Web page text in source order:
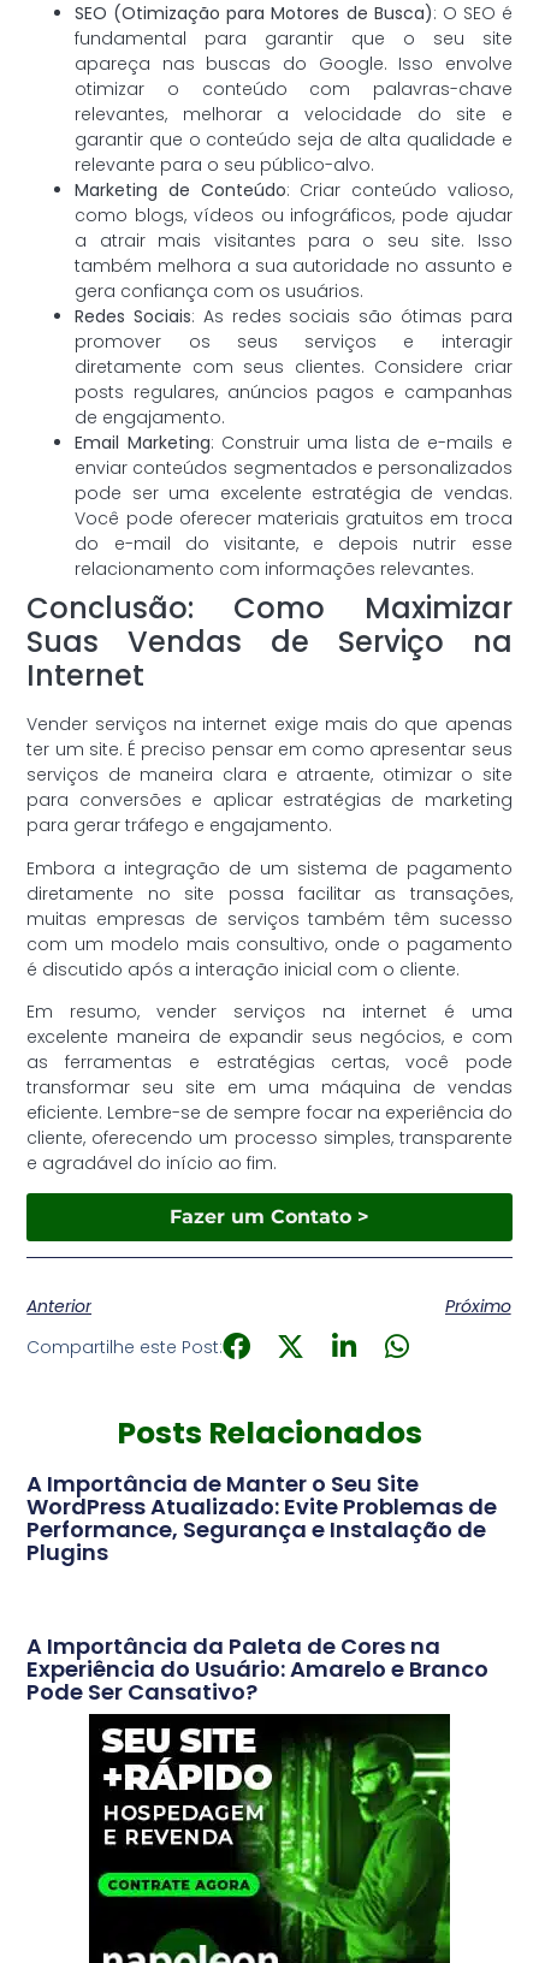
SEO (Otimização para Motores de Busca): O SEO é
fundamental para garantir que o seu site
apareça nas buscas do Google. Isso envolve
otimizar o conteúdo com palavras-chave
relevantes, melhorar a velocidade do site e
garantir que o conteúdo seja de alta qualidade e
relevante para o seu público-alvo.
Marketing de Conteúdo: Criar conteúdo valioso,
como blogs, vídeos ou infográficos, pode ajudar
a atrair mais visitantes para o seu site. Isso
também melhora a sua autoridade no assunto e
gera confiança com os usuários.
Redes Sociais: As redes sociais são ótimas para
promover os seus serviços e interagir
diretamente com seus clientes. Considere criar
posts regulares, anúncios pagos e campanhas
de engajamento.
Email Marketing: Construir uma lista de e-mails e
enviar conteúdos segmentados e personalizados
pode ser uma excelente estratégia de vendas.
Você pode oferecer materiais gratuitos em troca
do e-mail do visitante, e depois nutrir esse
relacionamento com informações relevantes.
Conclusão: Como Maximizar
Suas Vendas de Serviço na
Internet
Vender serviços na internet exige mais do que apenas
ter um site. É preciso pensar em como apresentar seus
serviços de maneira clara e atraente, otimizar o site
para conversões e aplicar estratégias de marketing
para gerar tráfego e engajamento.
Embora a integração de um sistema de pagamento
diretamente no site possa facilitar as transações,
muitas empresas de serviços também têm sucesso
com um modelo mais consultivo, onde o pagamento
é discutido após a interação inicial com o cliente.
Em resumo, vender serviços na internet é uma
excelente maneira de expandir seus negócios, e com
as ferramentas e estratégias certas, você pode
transformar seu site em uma máquina de vendas
eficiente. Lembre-se de sempre focar na experiência do
cliente, oferecendo um processo simples, transparente
e agradável do início ao fim.
Fazer um Contato >
Anterior
Próximo
Compartilhe este Post:
Posts Relacionados
A Importância de Manter o Seu Site
WordPress Atualizado: Evite Problemas de
Performance, Segurança e Instalação de
Plugins
A Importância da Paleta de Cores na
Experiência do Usuário: Amarelo e Branco
Pode Ser Cansativo?